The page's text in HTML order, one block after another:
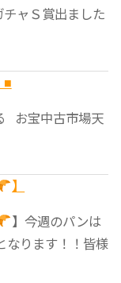
チャＳ賞出ました
■
お宝中古市場天
】
】今週のパンは
なります！！皆様